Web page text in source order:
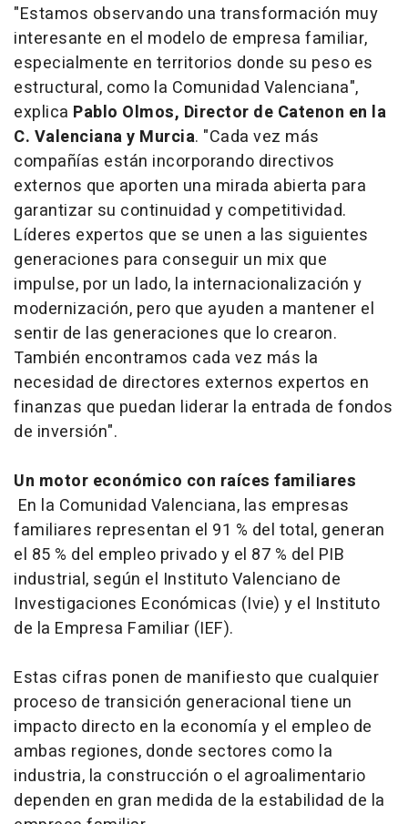
"Estamos observando una transformación muy
interesante en el modelo de empresa familiar,
especialmente en territorios donde su peso es
estructural, como la Comunidad Valenciana",
explica Pablo Olmos, Director de Catenon en la
C. Valenciana y Murcia. "Cada vez más
compañías están incorporando directivos
externos que aporten una mirada abierta para
garantizar su continuidad y competitividad.
Líderes expertos que se unen a las siguientes
generaciones para conseguir un mix que
impulse, por un lado, la internacionalización y
modernización, pero que ayuden a mantener el
sentir de las generaciones que lo crearon.
También encontramos cada vez más la
necesidad de directores externos expertos en
finanzas que puedan liderar la entrada de fondos
de inversión".
Un motor económico con raíces familiares
En la Comunidad Valenciana, las empresas
familiares representan el 91 % del total, generan
el 85 % del empleo privado y el 87 % del PIB
industrial, según el Instituto Valenciano de
Investigaciones Económicas (Ivie) y el Instituto
de la Empresa Familiar (IEF).
Estas cifras ponen de manifiesto que cualquier
proceso de transición generacional tiene un
impacto directo en la economía y el empleo de
ambas regiones, donde sectores como la
industria, la construcción o el agroalimentario
dependen en gran medida de la estabilidad de la